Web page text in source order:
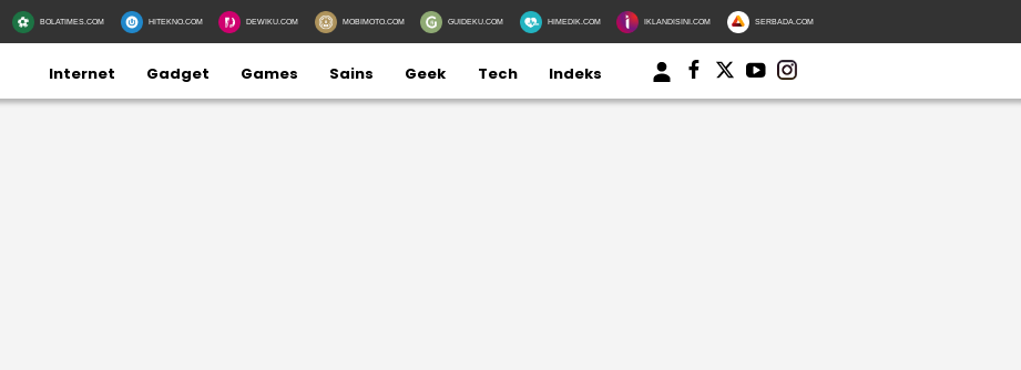
BOLATIMES.COM HITEKNO.COM DEWIKU.COM MOBIMOTO.COM GUIDEKU.COM HIMEDIK.COM IKLANDISINI.COM SERBADA.COM
Internet Gadget Games Sains Geek Tech Indeks